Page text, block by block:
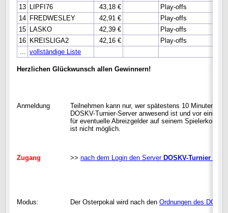
13 LIPFI76 43,18 €
Play-offs
14 FREDWESLEY 42,91 €
Play-offs
15 LASKO 42,39 €
Play-offs
16 KREISLIGA2 42,16 €
Play-offs
... vollständige Liste
Herzlichen Glückwunsch allen Gewinnern!
Anmeldung
Teilnehmen kann nur, wer spätestens 10 Minuten
DOSKV-Turnier-Server anwesend ist und vor einer
für eventuelle Abreizgelder auf seinem Spielerkonto
ist nicht möglich.
Zugang >> nach dem Login den Server DOSKV-Turnier
Modus: Der Osterpokal wird nach den Ordnungen des